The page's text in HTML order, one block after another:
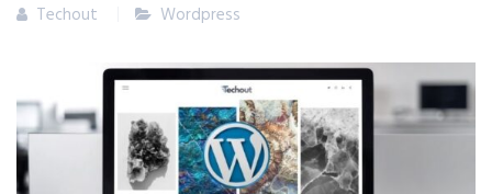
Techout Wordpress